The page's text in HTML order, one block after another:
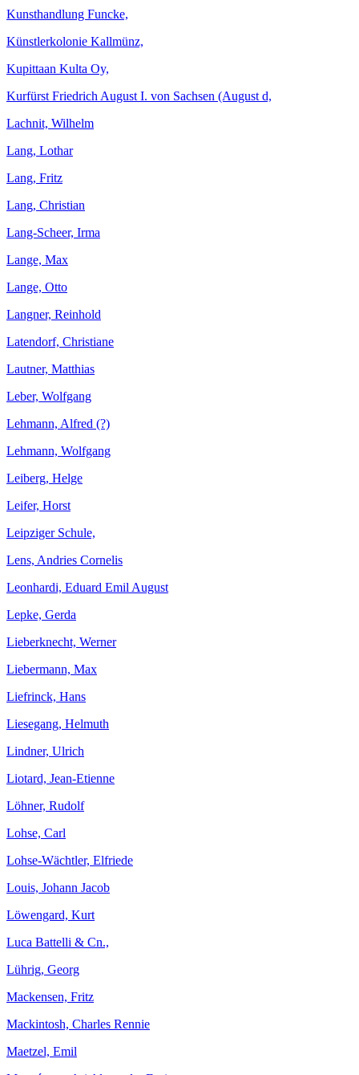
Kunsthandlung Funcke,
Künstlerkolonie Kallmünz,
Kupittaan Kulta Oy,
Kurfürst Friedrich August I. von Sachsen (August d,
Lachnit, Wilhelm
Lang, Lothar
Lang, Fritz
Lang, Christian
Lang-Scheer, Irma
Lange, Max
Lange, Otto
Langner, Reinhold
Latendorf, Christiane
Lautner, Matthias
Leber, Wolfgang
Lehmann, Alfred (?)
Lehmann, Wolfgang
Leiberg, Helge
Leifer, Horst
Leipziger Schule,
Lens, Andries Cornelis
Leonhardi, Eduard Emil August
Lepke, Gerda
Lieberknecht, Werner
Liebermann, Max
Liefrinck, Hans
Liesegang, Helmuth
Lindner, Ulrich
Liotard, Jean-Etienne
Löhner, Rudolf
Lohse, Carl
Lohse-Wächtler, Elfriede
Louis, Johann Jacob
Löwengard, Kurt
Luca Battelli & Cn.,
Lührig, Georg
Mackensen, Fritz
Mackintosh, Charles Rennie
Maetzel, Emil